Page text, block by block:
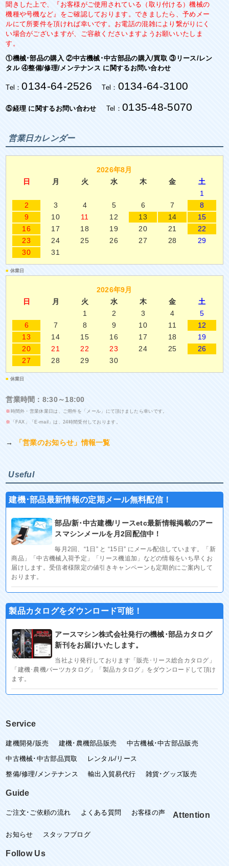
聞きした上で、『お客様がご使用されている（取り付ける）機械の
機種や号機など』をご確認しております。できましたら、予めメー
ルにて所要件を頂ければ幸いです。お電話の混雑により繋がりにく
い場合がございますが、ご容赦くださいますようお願いいたしま
す。
①機械･部品の購入 ②中古機械･中古部品の購入/買取 ③リース/レン
タル ④整備/修理/メンテナンス に関するお問い合わせ
Tel：0134-64-2526 Tel： 0134-64-3100
⑤経理 に関するお問い合わせ Tel： 0135-48-5070
営業日カレンダー
2026年8月
日
月 火 水 木 金
土
1
2
3 4 5 6 7
8
9
10 11 12 13 14
15
16
17 18 19 20 21
22
23
24 25 26 27 28
29
30
31
■ 休業日
2026年9月
日
月 火 水 木 金
土
1
2 3 4
5
6
7 8 9 10 11
12
13
14 15 16 17 18
19
20
21 22 23 24 25
26
27
28 29 30
■ 休業日
営業時間：8:30～18:00
※ 時間外・営業休業日は、ご用件を「メール」にて頂けましたら幸いです。
※ 「FAX」「E-mail」は、24時間受付しております。
→ 「営業のお知らせ」情報一覧
Useful
建機･部品最新情報の定期メール無料配信！
部品/新･中古建機/リースetc最新情報掲載のアー
スマシンメールを月2回配信中！
毎月2回、“1日” と “15日” にメール配信しています。「新
商品」「中古機械入荷予定」「リース機追加」などの情報をいち早くお
届けします。受信者様限定の値引きキャンペーンも定期的にご案内して
おります。
製品カタログをダウンロード可能！
アースマシン株式会社発行の機械･部品カタログ
新刊をお届けいたします。
当社より発行しております「販売･リース総合カタログ」
「建機･農機パーツカタログ」「製品カタログ」をダウンロードして頂け
ます。
Service
建機開発/販売 建機･農機部品販売
中古機械･中古部品販売
中古機械･中古部品買取
レンタル/リース
整備/修理/メンテナンス
輸出入貿易代行 雑貨･グッズ販売
Guide
ご注文･ご依頼の流れ よくある質問 お客様の声 Attention
お知らせ スタッフブログ
Follow Us